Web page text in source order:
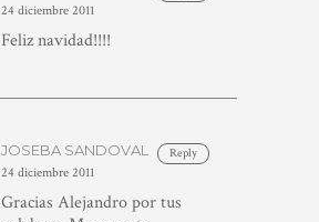
24 diciembre 2011
Feliz navidad!!!!
Reply
JOSEBA SANDOVAL
24 diciembre 2011
Gracias Alejandro por tus